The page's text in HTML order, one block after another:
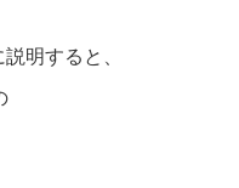
明すると、